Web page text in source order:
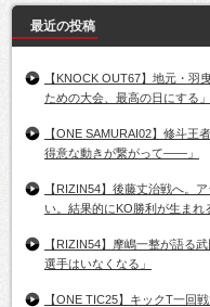
最近の投稿
【KNOCK OUT67】地元・羽
ための大会、最高の日にする」
【ONE SAMURAI02】修斗王
得意な動きが繋がって――」
【RIZIN54】後藤丈治戦へ。
い。結果的にKO勝利が生まれ
【RIZIN54】摩嶋一整が語る
選手はいなくなる」
【ONE TIC25】キックT一回